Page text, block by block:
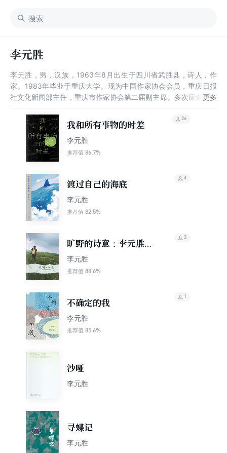
李元胜
李元胜，男，汉族，1963年8月出生于四川省武胜县，诗人，作
家。1983年毕业于重庆大学。现为中国作家协会会员，重庆日报
社文化新闻部主任，重庆市作家协会第二届副主席。多次应邀参加
刊社等单位举办的诗会笔会。《李元胜诗选》和长篇小说《城市玩
笑》均由重庆出版社出版。其作品曾获首届重庆文学奖，人民文学
奖。 2018年11月，凭借《无限事》荣获第六届“扬子江诗学奖•诗
歌奖”。
我和所有事物的时差
李元胜
推荐值 86.7%
26
渡过自己的海底
李元胜
推荐值 82.5%
4
旷野的诗意：李元胜博
物旅行笔记
李元胜
推荐值 88.6%
2
不确定的我
李元胜
推荐值 85.6%
1
沙哑
李元胜
寻蝶记
李元胜